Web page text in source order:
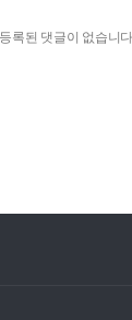
등록된 댓글이 없습니다.